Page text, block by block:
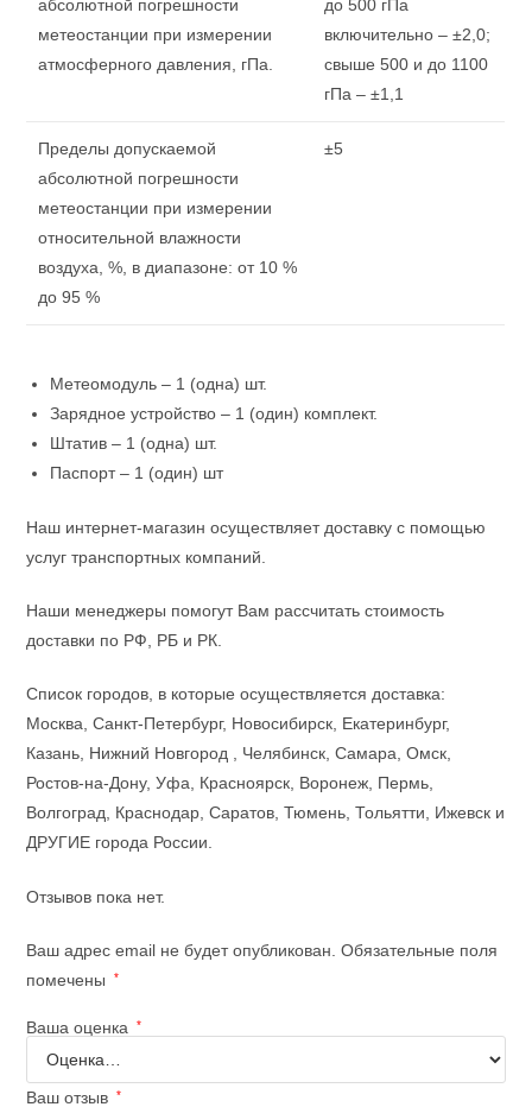
абсолютной погрешности
метеостанции при измерении
атмосферного давления, гПа.
до 500 гПа
включительно – ±2,0;
свыше 500 и до 1100
гПа – ±1,1
Пределы допускаемой
абсолютной погрешности
метеостанции при измерении
относительной влажности
воздуха, %, в диапазоне: от 10 %
до 95 %
±5
Метеомодуль – 1 (одна) шт.
Зарядное устройство – 1 (один) комплект.
Штатив – 1 (одна) шт.
Паспорт – 1 (один) шт
Наш интернет-магазин осуществляет доставку с помощью
услуг транспортных компаний.
Наши менеджеры помогут Вам рассчитать стоимость
доставки по РФ, РБ и РК.
Список городов, в которые осуществляется доставка:
Москва, Санкт-Петербург, Новосибирск, Екатеринбург,
Казань, Нижний Новгород , Челябинск, Самара, Омск,
Ростов-на-Дону, Уфа, Красноярск, Воронеж, Пермь,
Волгоград, Краснодар, Саратов, Тюмень, Тольятти, Ижевск и
ДРУГИЕ города России.
Отзывов пока нет.
Ваш адрес email не будет опубликован. Обязательные поля
помечены
*
Ваша оценка *
Ваш отзыв *